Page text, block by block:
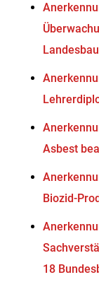
Asbest
Biozid-
18